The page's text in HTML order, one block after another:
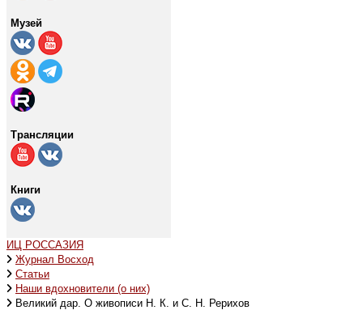
Музей
Трансляции
Книги
ИЦ РОССАЗИЯ
Журнал Восход
Статьи
Наши вдохновители (о них)
Великий дар. О живописи Н. К. и С. Н. Рерихов